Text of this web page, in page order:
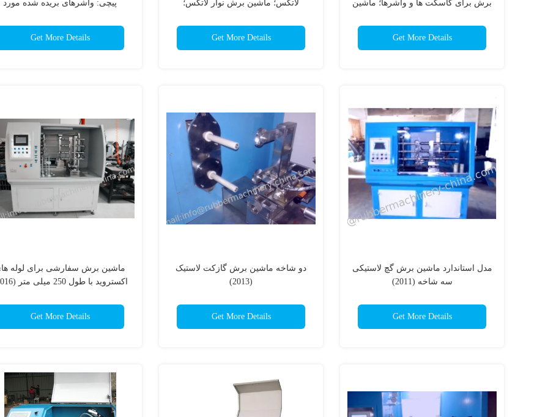
پیچی: واشرهای بریده شده مورد
Get More Details
لاتکس؛ ماشین برش نوار لاتکس؛
Get More Details
برش برای گاسکت ها و واشرها؛ ماشین
Get More Details
ماشین برش سفارشی برای لوله
اکستروید با طول 250 میلی متر (2016)
Get More Details
دو شاخه ماشین برش گازکت لاستیک
(2013)
Get More Details
مدل استاندارد ماشین برش گچ لاستیکی
سه شاخه (2011)
Get More Details